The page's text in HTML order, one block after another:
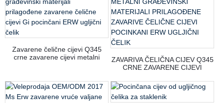
Zavarene čelične cijevi Q345
crne zavarene cijevi metalni
pocinčani ERW ugljični čelik
ZAVARIVA ČELIČNA CIJEV Q345
CRNE ZAVARENE CIJEVI
MATERIJALI PRILAGOĐENE
ZAVARIVE ČELIČNE CIJEVI
POCINKANI ERW UGLJIČNI